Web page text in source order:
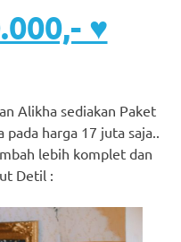
♥
Alikha sediakan Paket
harga 17 juta saja..
lebih komplet dan
Detil :